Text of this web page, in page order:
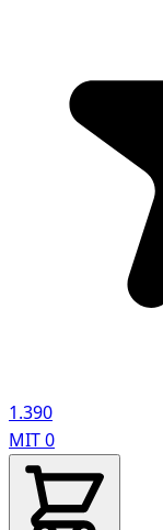
1.390
MIT0